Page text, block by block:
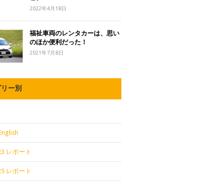
2022年4月18日
福祉車両のレンタカーは、思い
のほか便利だった！
2021年7月8日
ー別
レポート
レポート